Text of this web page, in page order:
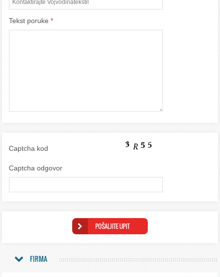
Tekst poruke *
Captcha kod
Captcha odgovor
FIRMA